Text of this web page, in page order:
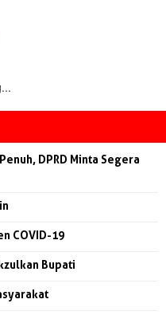
DPRD Minta Segera
COVID-19
Bupati